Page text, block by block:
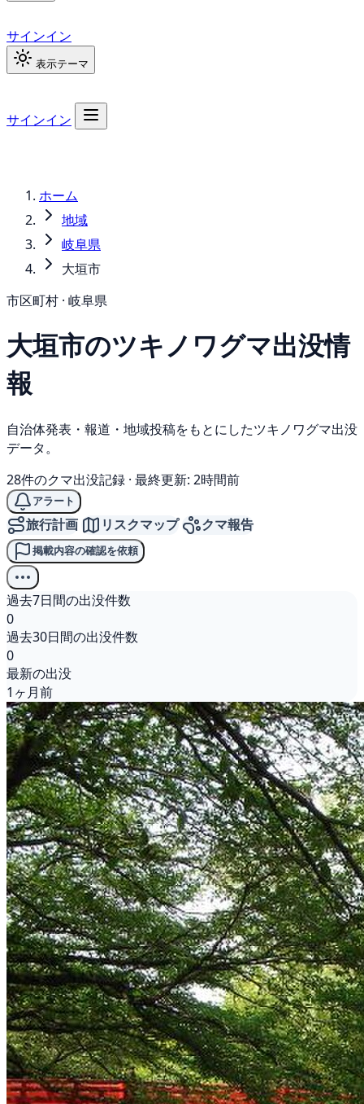
サインイン
表示テーマ
サインイン
ホーム
地域
岐阜県
大垣市
市区町村 · 岐阜県
大垣市のツキノワグマ出没情
報
自治体発表・報道・地域投稿をもとにしたツキノワグマ出没
データ。
28件のクマ出没記録 · 最終更新: 2時間前
アラート
旅行計画 リスクマップ クマ報告
掲載内容の確認を依頼
過去7日間の出没件数
0
過去30日間の出没件数
0
最新の出没
1ヶ月前